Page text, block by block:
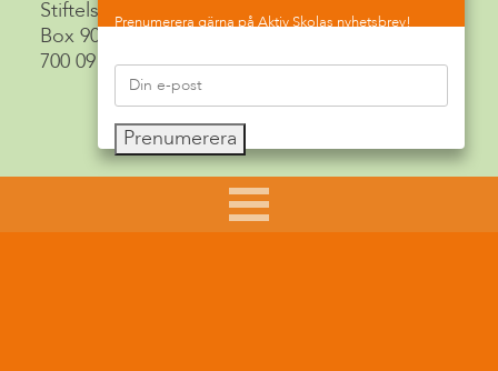
Stiftelsen Aktiv Skola
Box 9015
700 09 Örebro
Prenumerera gärna på Aktiv Skolas nyhetsbrev!
Prenumerera